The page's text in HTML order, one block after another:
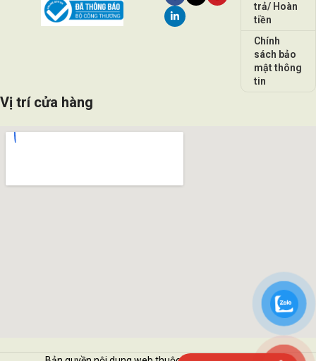
trả/ Hoàn
tiền
Chính
sách bảo
mật thông
tin
Vị trí cửa hàng